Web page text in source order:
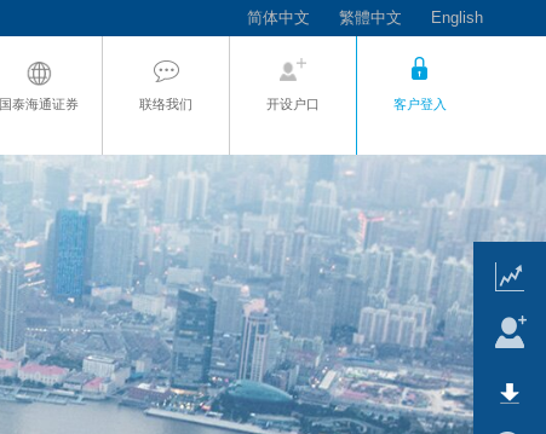
简体中文 繁體中文 English
国泰海通证券 联络我们 开设户口 客户登入